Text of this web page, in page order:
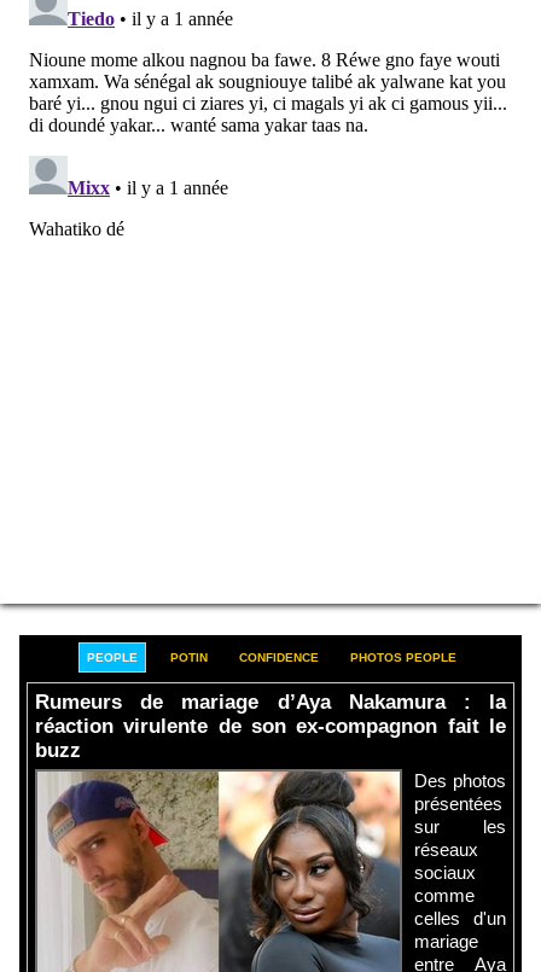
PEOPLE POTIN CONFIDENCE PHOTOS PEOPLE
Rumeurs de mariage d’Aya Nakamura : la
réaction virulente de son ex-compagnon fait le
buzz
Des photos
présentées
sur les
réseaux
sociaux
comme
celles d'un
mariage
entre Aya